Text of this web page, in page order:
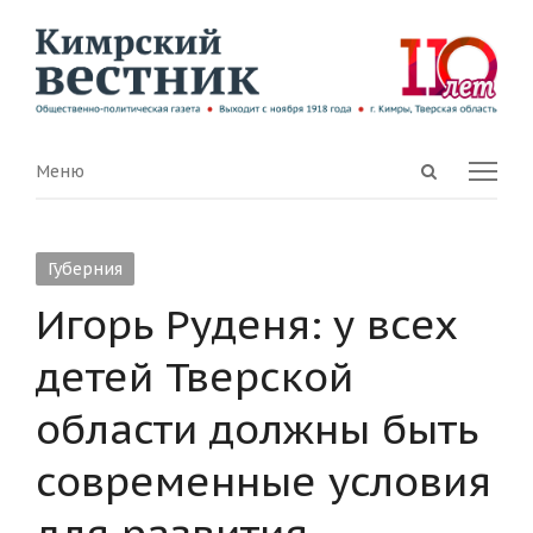
Open
Menu
Меню
Губерния
Игорь Руденя: у всех
детей Тверской
области должны быть
современные условия